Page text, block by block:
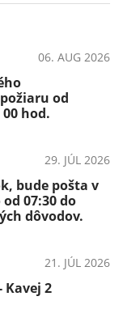
06. AUG 2026
od
00 hod.
29. JÚL 2026
bude pošta v
07:30 do
dôvodov.
21. JÚL 2026
Kavej 2